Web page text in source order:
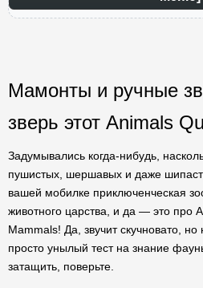
Мамонты и ручные
зверь этот Animals
Задумывались когда-нибудь,
пушистых, шершавых и даже
вашей мобилке приключенческая
животного царства, и да — это про
Mammals! Да, звучит скучновато,
просто унылый тест на знание
затащить, поверьте.